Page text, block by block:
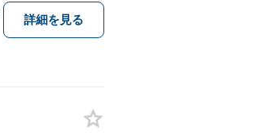
詳細を見る